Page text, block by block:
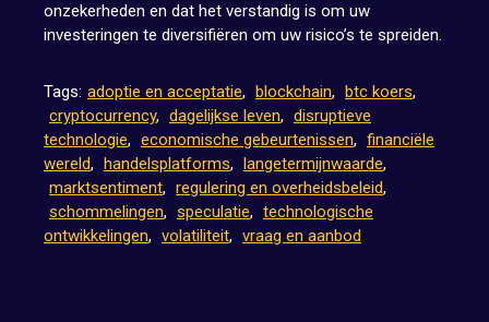
onzekerheden en dat het verstandig is om uw
investeringen te diversifiëren om uw risico’s te spreiden.
Tags: adoptie en acceptatie, blockchain, btc koers,
cryptocurrency, dagelijkse leven, disruptieve
technologie, economische gebeurtenissen, financiële
wereld, handelsplatforms, langetermijnwaarde,
marktsentiment, regulering en overheidsbeleid,
schommelingen, speculatie, technologische
ontwikkelingen, volatiliteit, vraag en aanbod